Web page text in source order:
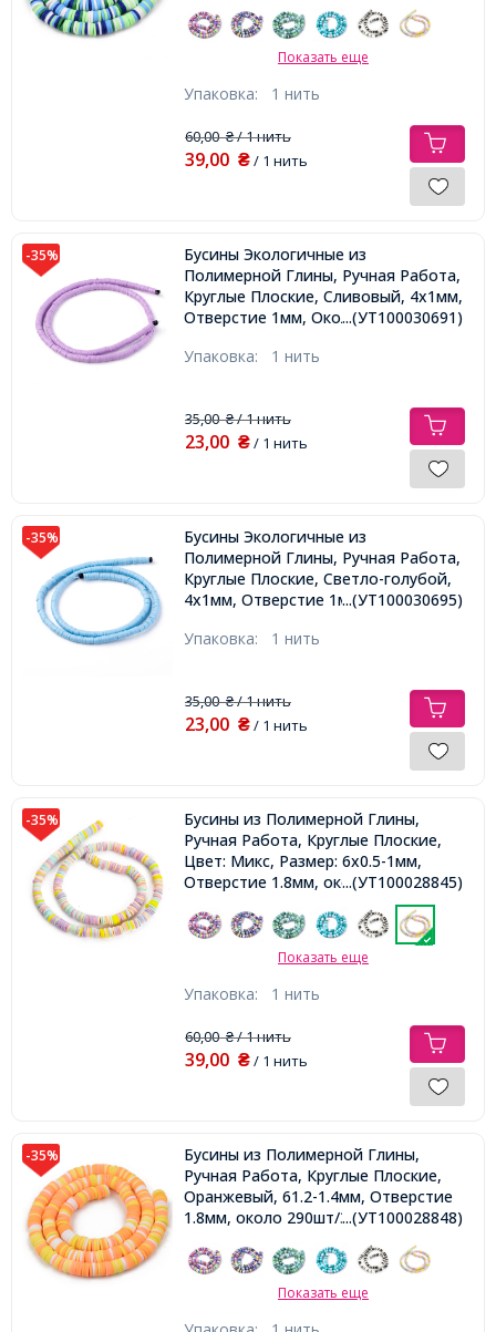
Показать еще
Упаковка: 1 нить
60,00₴/ 1 нить
39,00 ₴/ 1 нить
-35%
Бусины Экологичные из
Полимерной Глины, Ручная Работа,
Круглые Плоские, Сливовый, 4х1мм,
Отверстие 1мм, Около 380шт/43см/
...(УТ100030691)
Упаковка: 1 нить
35,00₴/ 1 нить
23,00 ₴/ 1 нить
-35%
Бусины Экологичные из
Полимерной Глины, Ручная Работа,
Круглые Плоские, Светло-голубой,
4х1мм, Отверстие 1мм, Около
...(УТ100030695)
Упаковка: 1 нить
35,00₴/ 1 нить
23,00 ₴/ 1 нить
-35%
Бусины из Полимерной Глины,
Ручная Работа, Круглые Плоские,
Цвет: Микс, Размер: 6x0.5-1мм,
Отверстие 1.8мм, около...(УТ100028845)
Показать еще
Упаковка: 1 нить
60,00₴/ 1 нить
39,00 ₴/ 1 нить
-35%
Бусины из Полимерной Глины,
Ручная Работа, Круглые Плоские,
Оранжевый, 61.2-1.4мм, Отверстие
1.8мм, около 290шт/38см/нить
...(УТ100028848)
Показать еще